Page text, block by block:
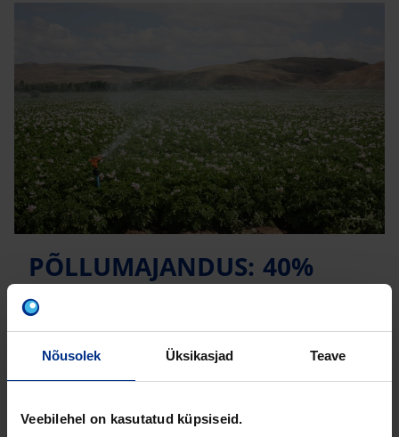
Nõusolek Üksikasjad Teave
Veebilehel on kasutatud küpsiseid.
PÕLLUMAJANDUS: 40%
EUROOPA AASTASEST
VEEKASUTUSEST
KORDUMA KIPPUVAD